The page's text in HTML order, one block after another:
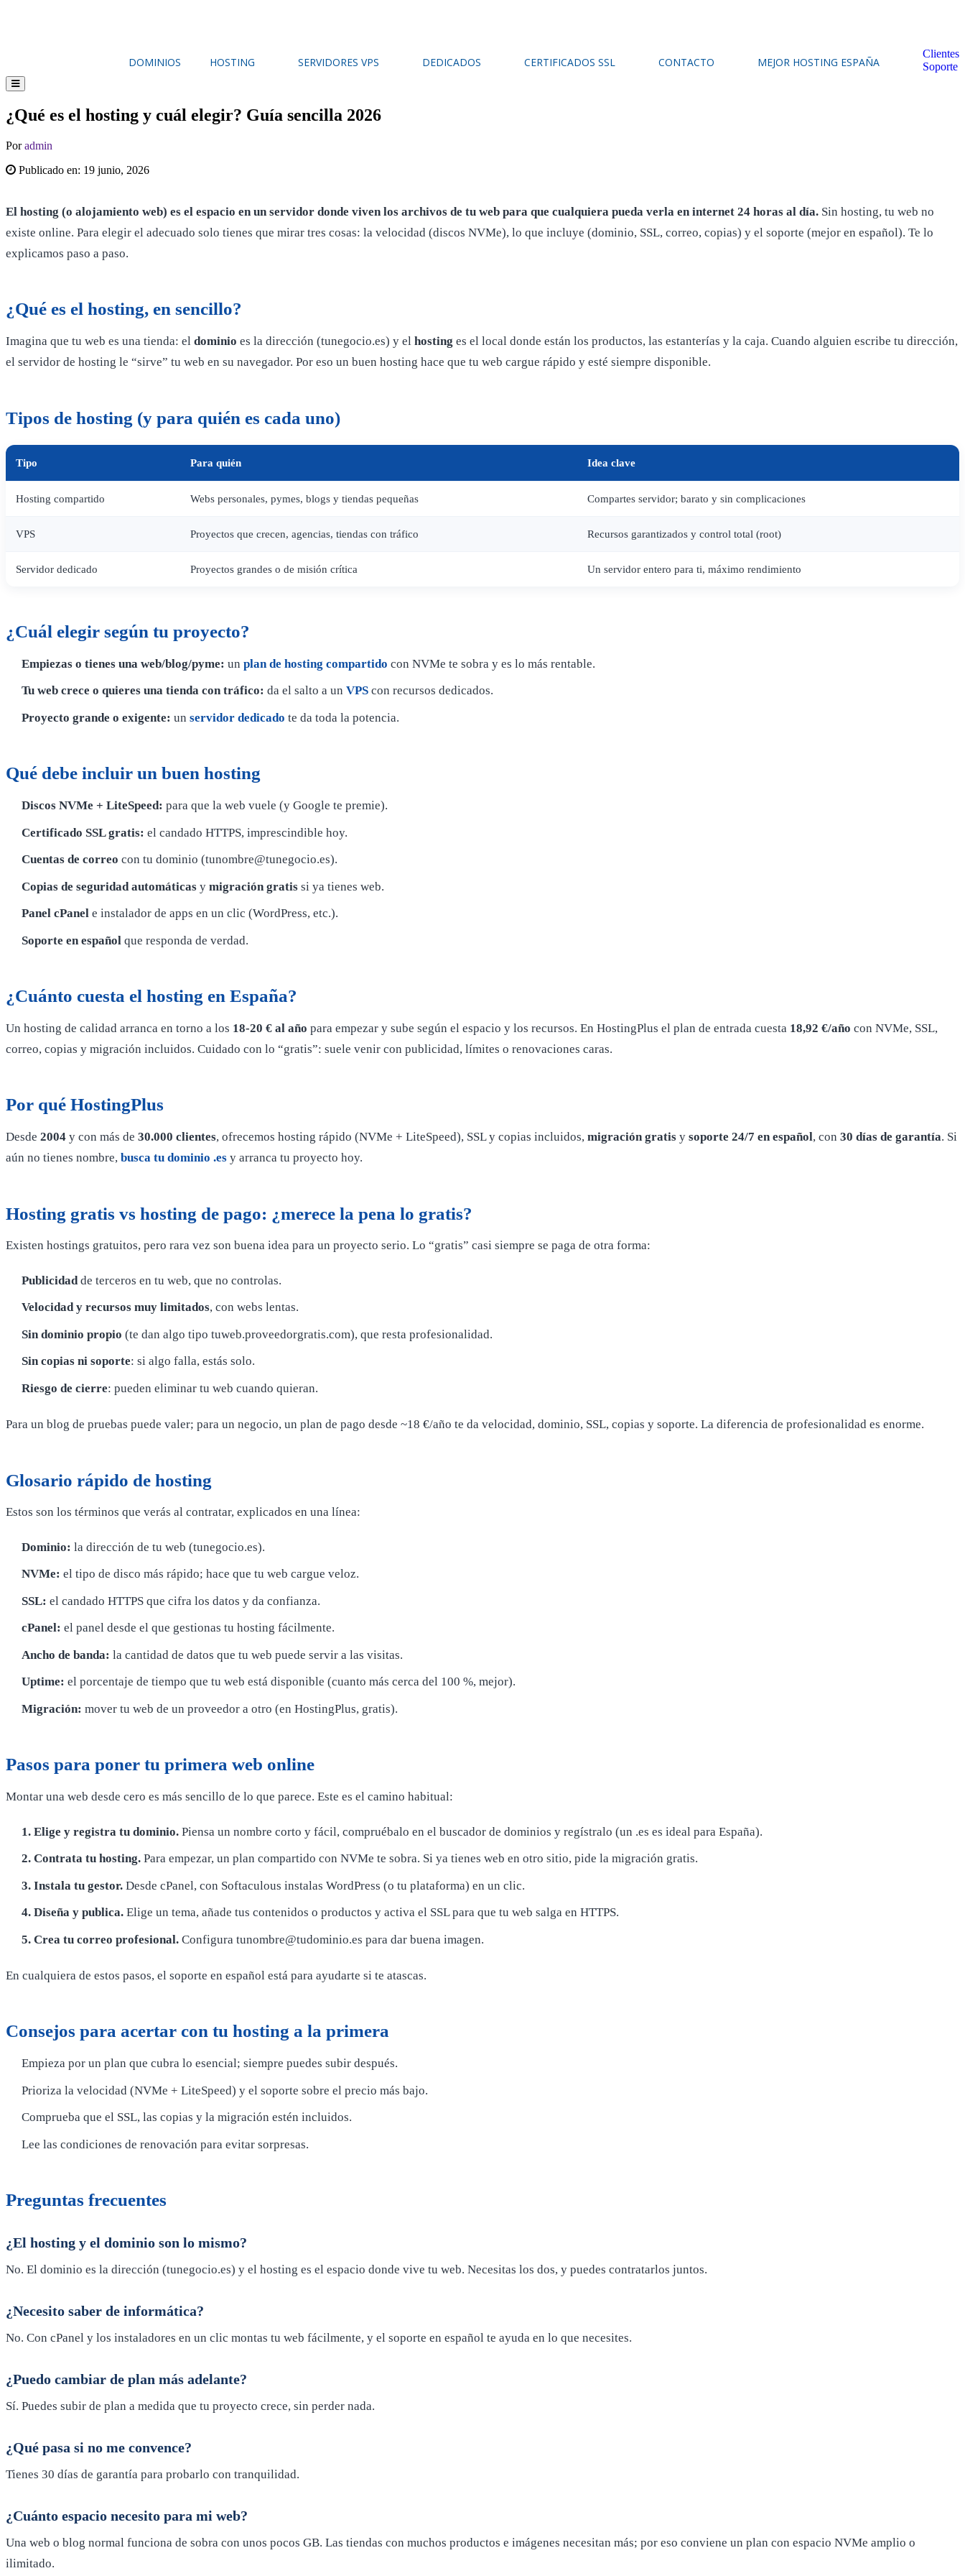
Clientes
Soporte
DOMINIOS HOSTING SERVIDORES VPS DEDICADOS CERTIFICADOS SSL CONTACTO MEJOR HOSTING ESPAÑA
¿Qué es el hosting y cuál elegir? Guía sencilla 2026
Poradmin
Publicado en: 19 junio, 2026
El hosting (o alojamiento web) es el espacio en un servidor donde viven los archivos de tu web para que cualquiera pueda verla en internet 24 horas al día. Sin hosting, tu web no
existe online. Para elegir el adecuado solo tienes que mirar tres cosas: la velocidad (discos NVMe), lo que incluye (dominio, SSL, correo, copias) y el soporte (mejor en español). Te lo
explicamos paso a paso.
¿Qué es el hosting, en sencillo?
Imagina que tu web es una tienda: el dominio es la dirección (tunegocio.es) y el hosting es el local donde están los productos, las estanterías y la caja. Cuando alguien escribe tu dirección,
el servidor de hosting le “sirve” tu web en su navegador. Por eso un buen hosting hace que tu web cargue rápido y esté siempre disponible.
Tipos de hosting (y para quién es cada uno)
Tipo Para quién Idea clave
Hosting compartido Webs personales, pymes, blogs y tiendas pequeñas Compartes servidor; barato y sin complicaciones
VPS Proyectos que crecen, agencias, tiendas con tráfico Recursos garantizados y control total (root)
Servidor dedicado Proyectos grandes o de misión crítica Un servidor entero para ti, máximo rendimiento
¿Cuál elegir según tu proyecto?
Empiezas o tienes una web/blog/pyme: unplan de hosting compartido con NVMe te sobra y es lo más rentable.
Tu web crece o quieres una tienda con tráfico: da el salto a unVPS con recursos dedicados.
Proyecto grande o exigente: unservidor dedicado te da toda la potencia.
Qué debe incluir un buen hosting
Discos NVMe + LiteSpeed: para que la web vuele (y Google te premie).
Certificado SSL gratis: el candado HTTPS, imprescindible hoy.
Cuentas de correo con tu dominio (tunombre@tunegocio.es).
Copias de seguridad automáticas ymigración gratis si ya tienes web.
Panel cPanel e instalador de apps en un clic (WordPress, etc.).
Soporte en español que responda de verdad.
¿Cuánto cuesta el hosting en España?
Un hosting de calidad arranca en torno a los 18-20 € al año para empezar y sube según el espacio y los recursos. En HostingPlus el plan de entrada cuesta 18,92 €/año con NVMe, SSL,
correo, copias y migración incluidos. Cuidado con lo “gratis”: suele venir con publicidad, límites o renovaciones caras.
Por qué HostingPlus
Desde 2004 y con más de 30.000 clientes, ofrecemos hosting rápido (NVMe + LiteSpeed), SSL y copias incluidos, migración gratis y soporte 24/7 en español, con 30 días de garantía. Si
aún no tienes nombre, busca tu dominio .es y arranca tu proyecto hoy.
Hosting gratis vs hosting de pago: ¿merece la pena lo gratis?
Existen hostings gratuitos, pero rara vez son buena idea para un proyecto serio. Lo “gratis” casi siempre se paga de otra forma:
Publicidadde terceros en tu web, que no controlas.
Velocidad y recursos muy limitados, con webs lentas.
Sin dominio propio (te dan algo tipo tuweb.proveedorgratis.com), que resta profesionalidad.
Sin copias ni soporte: si algo falla, estás solo.
Riesgo de cierre: pueden eliminar tu web cuando quieran.
Para un blog de pruebas puede valer; para un negocio, un plan de pago desde ~18 €/año te da velocidad, dominio, SSL, copias y soporte. La diferencia de profesionalidad es enorme.
Glosario rápido de hosting
Estos son los términos que verás al contratar, explicados en una línea:
Dominio: la dirección de tu web (tunegocio.es).
NVMe: el tipo de disco más rápido; hace que tu web cargue veloz.
SSL: el candado HTTPS que cifra los datos y da confianza.
cPanel: el panel desde el que gestionas tu hosting fácilmente.
Ancho de banda: la cantidad de datos que tu web puede servir a las visitas.
Uptime: el porcentaje de tiempo que tu web está disponible (cuanto más cerca del 100 %, mejor).
Migración: mover tu web de un proveedor a otro (en HostingPlus, gratis).
Pasos para poner tu primera web online
Montar una web desde cero es más sencillo de lo que parece. Este es el camino habitual:
1. Elige y registra tu dominio. Piensa un nombre corto y fácil, compruébalo en el buscador de dominios y regístralo (un .es es ideal para España).
2. Contrata tu hosting. Para empezar, un plan compartido con NVMe te sobra. Si ya tienes web en otro sitio, pide la migración gratis.
3. Instala tu gestor. Desde cPanel, con Softaculous instalas WordPress (o tu plataforma) en un clic.
4. Diseña y publica. Elige un tema, añade tus contenidos o productos y activa el SSL para que tu web salga en HTTPS.
5. Crea tu correo profesional. Configura tunombre@tudominio.es para dar buena imagen.
En cualquiera de estos pasos, el soporte en español está para ayudarte si te atascas.
Consejos para acertar con tu hosting a la primera
Empieza por un plan que cubra lo esencial; siempre puedes subir después.
Prioriza la velocidad (NVMe + LiteSpeed) y el soporte sobre el precio más bajo.
Comprueba que el SSL, las copias y la migración estén incluidos.
Lee las condiciones de renovación para evitar sorpresas.
Preguntas frecuentes
¿El hosting y el dominio son lo mismo?
No. El dominio es la dirección (tunegocio.es) y el hosting es el espacio donde vive tu web. Necesitas los dos, y puedes contratarlos juntos.
¿Necesito saber de informática?
No. Con cPanel y los instaladores en un clic montas tu web fácilmente, y el soporte en español te ayuda en lo que necesites.
¿Puedo cambiar de plan más adelante?
Sí. Puedes subir de plan a medida que tu proyecto crece, sin perder nada.
¿Qué pasa si no me convence?
Tienes 30 días de garantía para probarlo con tranquilidad.
¿Cuánto espacio necesito para mi web?
Una web o blog normal funciona de sobra con unos pocos GB. Las tiendas con muchos productos e imágenes necesitan más; por eso conviene un plan con espacio NVMe amplio o
ilimitado.